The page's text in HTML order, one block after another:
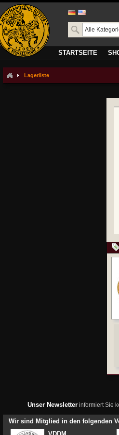
STARTSEITE
Lagerliste
Unser Newsletterinformiert Sie
Wir sind Mitglied in den folgenden